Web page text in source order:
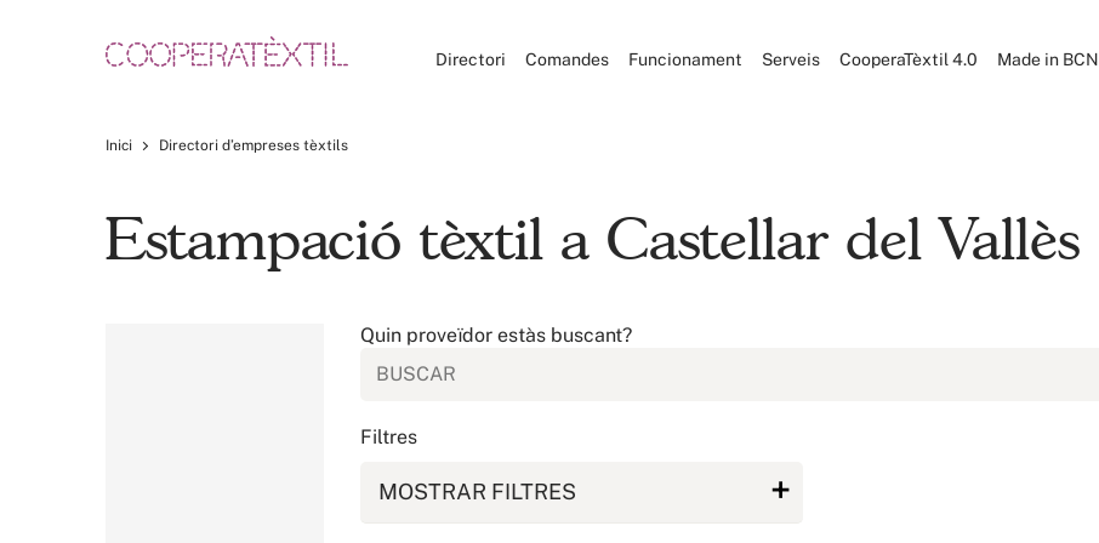
Directori Comandes Funcionament Serveis CooperaTèxtil 4.0 Made in BCN
Inici Directori d’empreses tèxtils
Estampació tèxtil a Castellar del Vallès
Quin proveïdor estàs buscant?
Filtres
MOSTRAR FILTRES